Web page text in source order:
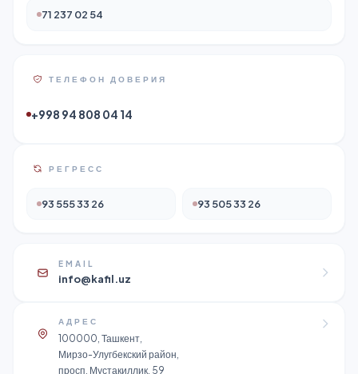
71 237 02 54
ТЕЛЕФОН ДОВЕРИЯ
+998 94 808 04 14
РЕГРЕСС
93 555 33 26 93 505 33 26
EMAIL
info@kafil.uz
АДРЕС
100000, Ташкент,
Мирзо-Улугбекский район,
просп. Мустакиллик, 59